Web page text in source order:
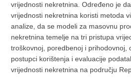
vrijednosti nekretnina. Određeno je
vrijednosti nekretnina koristi metoda
analize, da se modeli za masovnu
nekretnina temelje na tri pristupa
troškovnoj, poredbenoj i prihodovnoj,
postupci korištenja i evaluacije
vrijednosti nekretnina na području